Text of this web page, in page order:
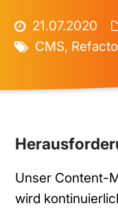
21.07.2020
CMS,
Unser Content-
wird